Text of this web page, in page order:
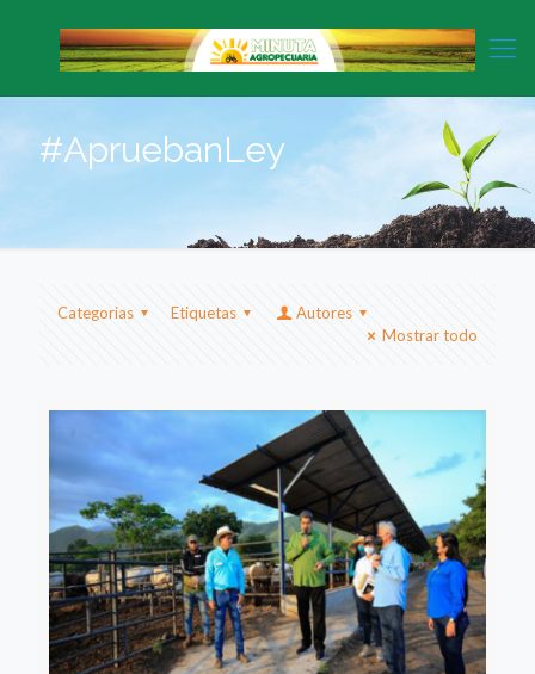
#ApruebanLey
Categorias Etiquetas
Autores
Mostrar todo